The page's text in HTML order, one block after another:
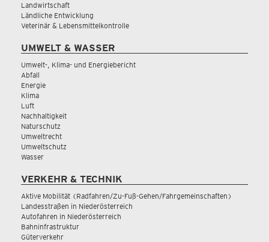
Landwirtschaft
Ländliche Entwicklung
Veterinär & Lebensmittelkontrolle
UMWELT & WASSER
Umwelt-, Klima- und Energiebericht
Abfall
Energie
Klima
Luft
Nachhaltigkeit
Naturschutz
Umweltrecht
Umweltschutz
Wasser
VERKEHR & TECHNIK
Aktive Mobilität (Radfahren/Zu-Fuß-Gehen/Fahrgemeinschaften)
Landesstraßen in Niederösterreich
Autofahren in Niederösterreich
Bahninfrastruktur
Güterverkehr